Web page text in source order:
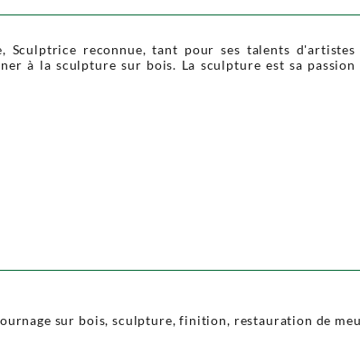
Sculptrice reconnue, tant pour ses talents
à la sculpture sur bois. La sculpture est sa passion
sur bois, sculpture, finition, restauration de